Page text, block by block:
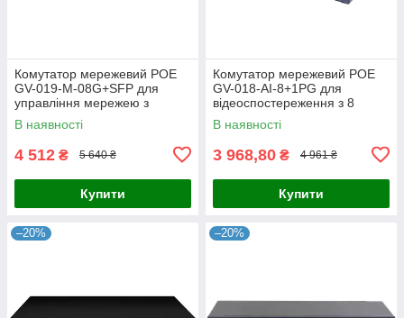
Комутатор мережевий POE
GV-019-M-08G+SFP для
управління мережею з
підтримкою PoE та оптичним
підключенням
В наявності
4 512 ₴ 5 640 ₴
Купити
Комутатор мережевий POE
GV-018-AI-8+1PG для
відеоспостереження з 8
портами 10/100 Mbit та
підтримкою живлення на
В наявності
3 968,80 ₴ 4 961 ₴
Купити
–20% –20%